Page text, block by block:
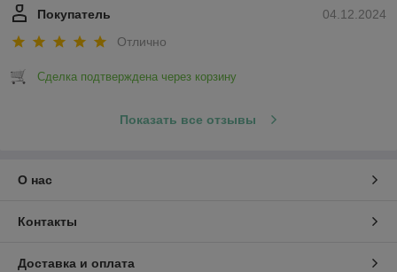
04.12.2024
Покупатель
Отлично
Сделка подтверждена через корзину
Показать все отзывы
О нас
Контакты
Доставка и оплата